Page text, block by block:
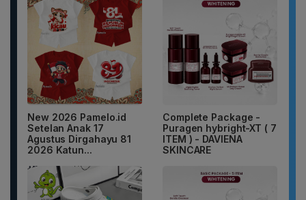
New 2026 Pamelo.id
Setelan Anak 17
Agustus Dirgahayu 81
2026 Katun...
Complete Package -
Puragen hybright-XT ( 7
ITEM ) - DAVIENA
SKINCARE